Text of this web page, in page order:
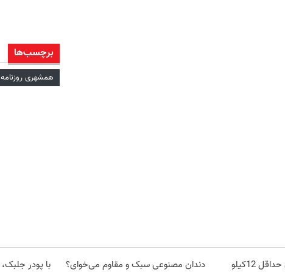
برچسب‌ها
همشهری روزنامه
از الان تا آخر تابستون حداقل 12کیلو
دندان مصنوعی سبک و مقاوم می‌خوای؟